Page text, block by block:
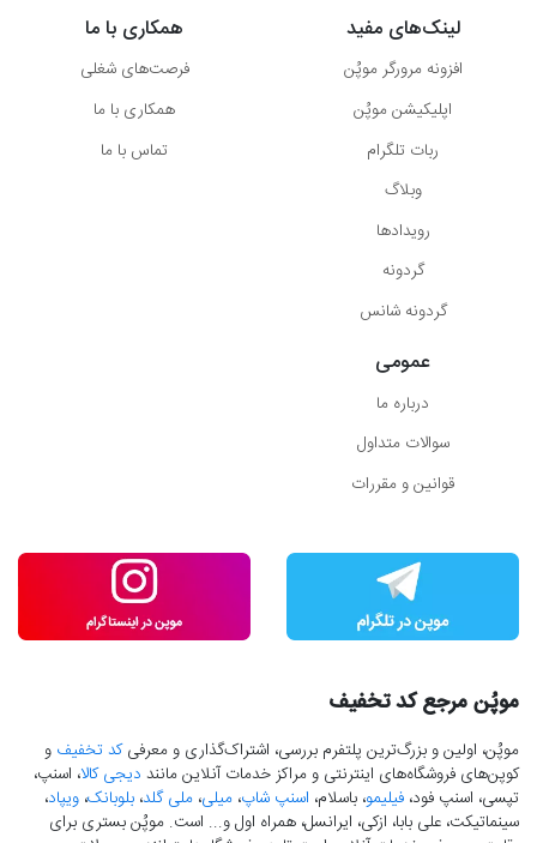
لینک‌های مفید
افزونه مرورگر موپُن
اپلیکیشن موپُن
ربات تلگرام
وبلاگ
رویدادها
گردونه
گردونه شانس
همکاری با ما
فرصت‌های شغلی
همکاری با ما
تماس با ما
عمومی
درباره ما
سوالات متداول
قوانین و مقررات
موپُن مرجع کد تخفیف
موپُن، اولین و بزرگ‌ترین پلتفرم بررسی، اشتراک‌گذاری و معرفیکد تخفیف و
کوپن‌های فروشگاه‌های اینترنتی و مراکز خدمات آنلاین مانند دیجی کالا، اسنپ،
تپسی، اسنپ فود، فیلیمو، باسلام، اسنپ شاپ، میلی، ملی گلد، بلوبانک، ویپاد،
سینماتیکت، علی بابا، ازکی، ایرانسل، همراه اول و... است. موپُن بستری برای